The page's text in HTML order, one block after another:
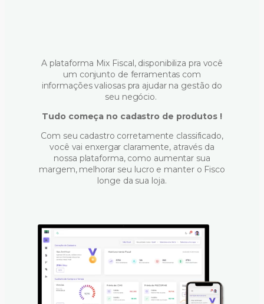
A plataforma Mix Fiscal, disponibiliza pra você
um conjunto de ferramentas com
informações valiosas pra ajudar na gestão do
seu negócio.
Tudo começa no cadastro de produtos !
Com seu cadastro corretamente classificado,
você vai enxergar claramente, através da
nossa plataforma, como aumentar sua
margem, melhorar seu lucro e manter o Fisco
longe da sua loja.